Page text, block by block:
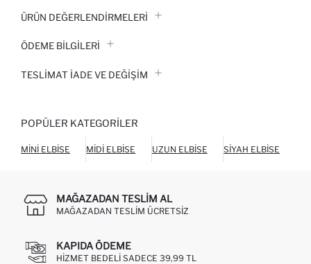
ÜRÜN DEĞERLENDİRMELERİ
ÖDEME BİLGİLERİ
TESLIMAT İADE VE DEĞIŞIM
POPÜLER KATEGORILER
MINI ELBISE MIDI ELBISE UZUN ELBISE SIYAH ELBISE
MAĞAZADAN TESLIM AL
MAĞAZADAN TESLIM ÜCRETSIZ
KAPIDA ÖDEME
HIZMET BEDELI SADECE 39,99 TL